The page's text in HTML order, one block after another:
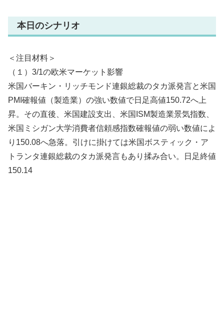
本日のシナリオ
＜注目材料＞
（１）3/1の欧米マーケット影響
米国バーキン・リッチモンド連銀総裁のタカ派発言と米国
PMI確報値（製造業）の強い数値で日足高値150.72へ上
昇。その直後、米国建設支出、米国ISM製造業景気指数、
米国ミシガン大学消費者信頼感指数確報値の弱い数値によ
り150.08へ急落。引けに掛けては米国ボスティック・ア
トランタ連銀総裁のタカ派発言もあり揉み合い。日足終値
150.14